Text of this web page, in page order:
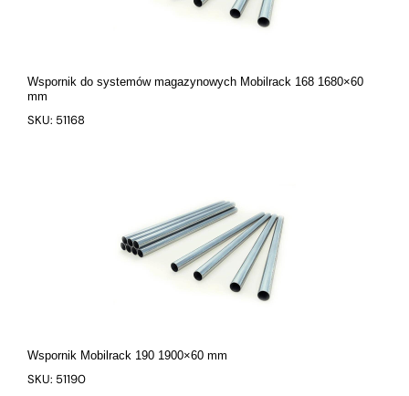
Wspornik do systemów magazynowych Mobilrack 168 1680×60
mm
SKU: 51168
Wspornik Mobilrack 190 1900×60 mm
SKU: 51190